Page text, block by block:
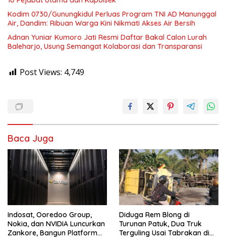
Kodim 0730/Gunungkidul Perluas Program TNI AD Manunggal
Air, Dandim: Ribuan Warga Kini Nikmati Akses Air Bersih
Adnan Yuniar Kumoro Jati Resmi Daftar Bakal Calon Lurah
Baleharjo, Usung Semangat Kolaborasi dan Transparansi
Post Views: 4,749
Baca Juga
Indosat, Ooredoo Group,
Nokia, dan NVIDIA Luncurkan
Zankore, Bangun Platform
Diduga Rem Blong di
Turunan Patuk, Dua Truk
Terguling Usai Tabrakan di